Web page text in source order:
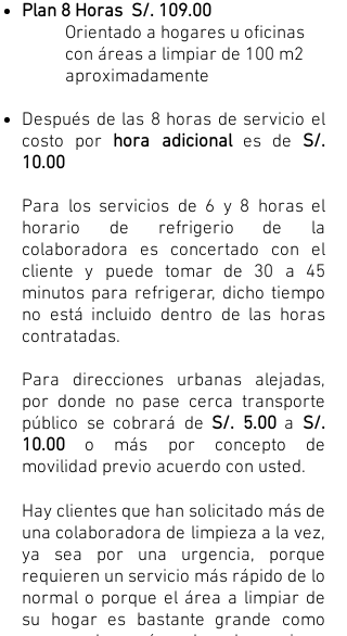
Plan 8 Horas S/. 109.00
Orientado a hogares u oficinas
con áreas a limpiar de 100 m2
aproximadamente
Después de las 8 horas de servicio el
costo por hora adicionales de S/.
10.00
Para los servicios de 6 y 8 horas el
horario de refrigerio de la
colaboradora es concertado con el
cliente y puede tomar de 30 a 45
minutos para refrigerar, dicho tiempo
no está incluido dentro de las horas
contratadas.
Para direcciones urbanas alejadas,
por donde no pase cerca transporte
público se cobrará de S/. 5.00a S/.
10.00 o más por concepto de
movilidad previo acuerdo con usted.
Hay clientes que han solicitado más de
una colaboradora de limpieza a la vez,
ya sea por una urgencia, porque
requieren un servicio más rápido de lo
normal o porque el área a limpiar de
su hogar es bastante grande como